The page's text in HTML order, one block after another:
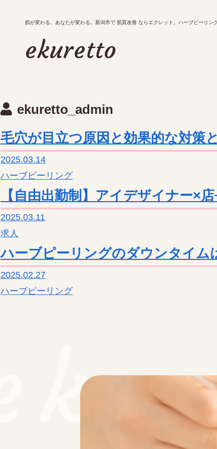
肌が変わる。あなたが変わる。新潟市で 肌質改善 ならエクレット。ハーブピーリン
ekuretto
ekuretto_admin
毛穴が目立つ原因と効果的な対策
2025.03.14
ハーブピーリング
【自由出勤制】アイデザイナー×
2025.03.11
求人
ハーブピーリングのダウンタイム
2025.02.27
ハーブピーリング
ekuretto
お知らせ・ブログ
アクセス
予約・キャンペーン
tel.
10:00～19:00（最終受付17:00）
〒950-0836